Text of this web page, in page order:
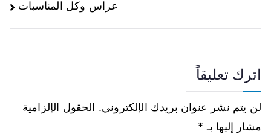
عراس وكل المناسبات
اترك تعليقاً
لن يتم نشر عنوان بريدك الإلكتروني. الحقول الإلزامية
مشار إليها بـ *